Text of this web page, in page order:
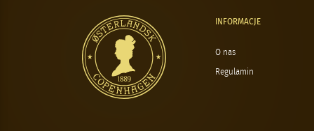
INFORMACJE
O nas
Regulamin